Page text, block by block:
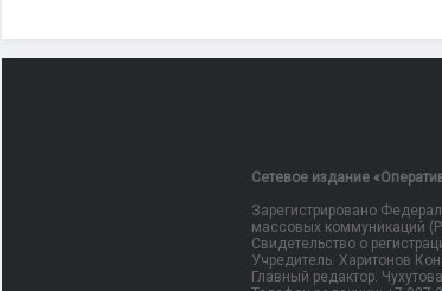
Сетевое издание
Зарегистрировано
массовых коммуникаций
Свидетельство о
Учредитель: Харитонов
Главный редактор: